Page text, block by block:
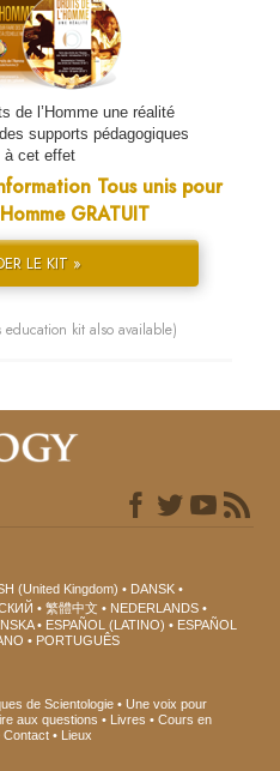
de l’Homme une réalité
supports pédagogiques
à cet effet
Tous unis pour
GRATUIT
LE KIT »
kit also available)
(United Kingdom)
DANSK
繁體中文
NEDERLANDS
ESPAÑOL (LATINO)
ESPAÑOL
PORTUGUÊS
de Scientologie
Une voix pour
aux questions Livres
Cours en
Contact Lieux